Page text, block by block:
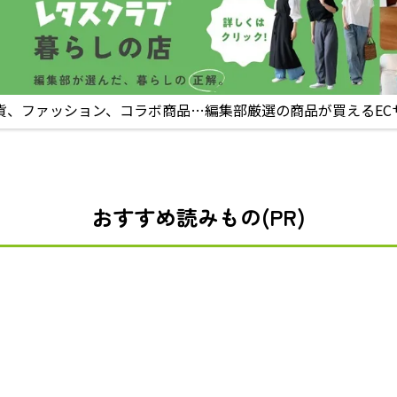
、ファッション、コラボ商品…編集部厳選の商品が買えるEC
おすすめ読みもの(PR)